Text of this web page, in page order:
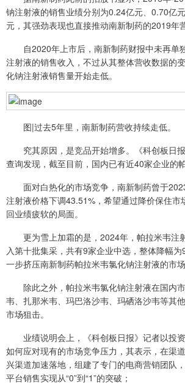
钠注射液的销售业绩分别为0.24亿元、0.70亿
元，其强劲表现也直接推动南新制药的2019年
自2020年上市后，南新制药财报中未再单
注射液的销售收入，不过从其整体营收数据的
化钠注射液销售量开始走低。
图|过去5年里，南新制药营收持续走低。
究其原因，是竞品开始增多。《科创板日
查询发现，截至目前，国内已有近40家企业的
面对白热化的市场竞争，南新制药曾于
注射液价格下调43.51%，希望通过降价保住市
回业绩疲软的局面。
更为雪上加霜的是，2024年，帕拉米韦注
入第十批集采，共有9家企业中选，整体降幅
一步挤压南新制药帕拉米韦氯化钠注射液的市场
除此之外，帕拉米韦氯化钠注射液在国内
韦、扎那米韦、玛巴洛沙韦、玛硒洛沙韦等其
市场狙击。
业绩说明会上，《科创板日报》记者以投资
如何应对现有的市场竞争压力，其表示，在渠
兴渠道加速落地，组建了专门的电商营销团队
平台销售实现从“0”到“1”的突破；